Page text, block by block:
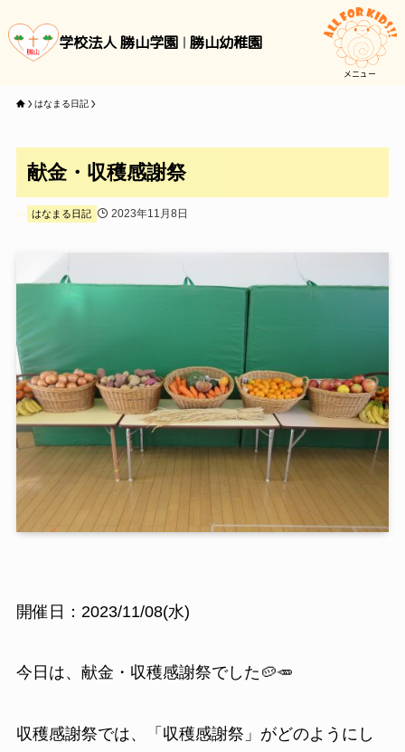
学校法人 勝山学園 勝山幼稚園
メニュー
はなまる日記
献金・収穫感謝祭
はなまる日記 2023年11月8日
開催日：2023/11/08(水)
今日は、献金・収穫感謝祭でした🥔🥕
収穫感謝祭では、「収穫感謝祭」がどのようにし